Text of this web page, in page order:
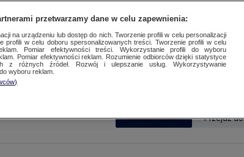
SUBSKRYBUJ Przejdź do
przetwarzamy dane w celu zapewnienia:
na urządzeniu lub dostęp do nich. Tworzenie profili w celu personalizacji
profili w celu doboru spersonalizowanych treści. Tworzenie profili w celu
Pomiar efektywności treści. Wykorzystanie profili do wyboru
Pomiar efektywności reklam. Rozumienie odbiorców dzięki statystyce
z różnych źródeł. Rozwój i ulepszanie usług. Wykorzystywanie
wyboru reklam.